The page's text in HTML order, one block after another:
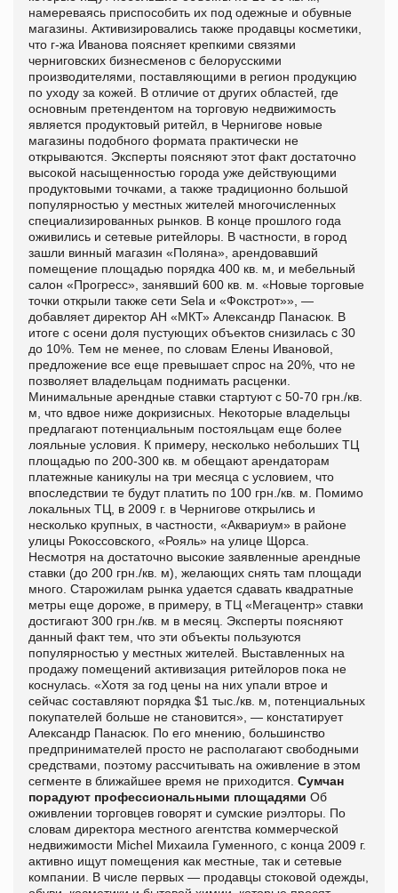
намереваясь приспособить их под одежные и обувные
магазины. Активизировались также продавцы косметики,
что г-жа Иванова поясняет крепкими связями
черниговских бизнесменов с белорусскими
производителями, поставляющими в регион продукцию
по уходу за кожей. В отличие от других областей, где
основным претендентом на торговую недвижимость
является продуктовый ритейл, в Чернигове новые
магазины подобного формата практически не
открываются. Эксперты поясняют этот факт достаточно
высокой насыщенностью города уже действующими
продуктовыми точками, а также традиционно большой
популярностью у местных жителей многочисленных
специализированных рынков. В конце прошлого года
оживились и сетевые ритейлоры. В частности, в город
зашли винный магазин «Поляна», арендовавший
помещение площадью порядка 400 кв. м, и мебельный
салон «Прогресс», занявший 600 кв. м. «Новые торговые
точки открыли также сети Sela и «Фокстрот»», —
добавляет директор АН «МКТ» Александр Панасюк. В
итоге с осени доля пустующих объектов снизилась с 30
до 10%. Тем не менее, по словам Елены Ивановой,
предложение все еще превышает спрос на 20%, что не
позволяет владельцам поднимать расценки.
Минимальные арендные ставки стартуют с 50-70 грн./кв.
м, что вдвое ниже докризисных. Некоторые владельцы
предлагают потенциальным постояльцам еще более
лояльные условия. К примеру, несколько небольших ТЦ
площадью по 200-300 кв. м обещают арендаторам
платежные каникулы на три месяца с условием, что
впоследствии те будут платить по 100 грн./кв. м. Помимо
локальных ТЦ, в 2009 г. в Чернигове открылись и
несколько крупных, в частности, «Аквариум» в районе
улицы Рокоссовского, «Рояль» на улице Щорса.
Несмотря на достаточно высокие заявленные арендные
ставки (до 200 грн./кв. м), желающих снять там площади
много. Старожилам рынка удается сдавать квадратные
метры еще дороже, в примеру, в ТЦ «Мегацентр» ставки
достигают 300 грн./кв. м в месяц. Эксперты поясняют
данный факт тем, что эти объекты пользуются
популярностью у местных жителей. Выставленных на
продажу помещений активизация ритейлоров пока не
коснулась. «Хотя за год цены на них упали втрое и
сейчас составляют порядка $1 тыс./кв. м, потенциальных
покупателей больше не становится», — констатирует
Александр Панасюк. По его мнению, большинство
предпринимателей просто не располагают свободными
средствами, поэтому рассчитывать на оживление в этом
сегменте в ближайшее время не приходится. Сумчан
порадуют профессиональными площадями Об
оживлении торговцев говорят и сумские риэлторы. По
словам директора местного агентства коммерческой
недвижимости Michel Михаила Гуменного, с конца 2009 г.
активно ищут помещения как местные, так и сетевые
компании. В числе первых — продавцы стоковой одежды,